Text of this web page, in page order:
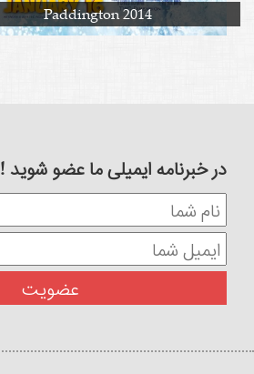
Paddington 2014
در خبرنامه ایمیلی ما عضو شوید !